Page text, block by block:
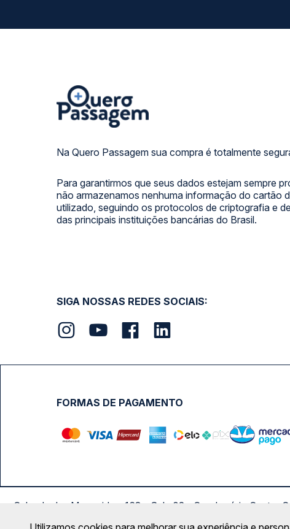
Na Quero Passagem sua compra é totalmente
Para garantirmos que seus dados estejam sempre
não armazenamos nenhuma informação do cartão
utilizado, seguindo os protocolos de criptografia e
das principais instituições bancárias do Brasil.
SIGA NOSSAS REDES SOCIAIS:
FORMAS DE PAGAMENTO
Calçada das Margaridas, 163 - Sala 02 - Condomínio Centro